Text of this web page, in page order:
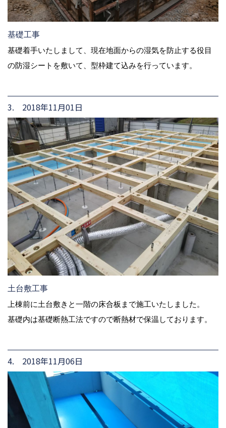
基礎工事
基礎着手いたしまして、現在地面からの湿気を防止する役目
の防湿シートを敷いて、型枠建て込みを行っています。
3. 2018年11月01日
土台敷工事
上棟前に土台敷きと一階の床合板まで施工いたしました。
基礎内は基礎断熱工法ですので断熱材で保温しております。
4. 2018年11月06日